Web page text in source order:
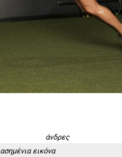
άνδρες
ασημένια εικόνα